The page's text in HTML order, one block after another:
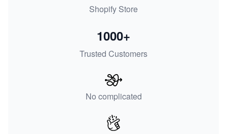
Shopify Store
Trusted Customers
1000+
No complicated